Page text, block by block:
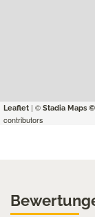
Leaflet | © Stadia Maps ©
contributors